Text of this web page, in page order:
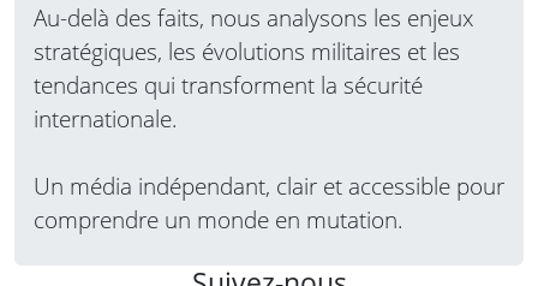
Au-delà des faits, nous analysons les enjeux
stratégiques, les évolutions militaires et les
tendances qui transforment la sécurité
internationale.
Un média indépendant, clair et accessible pour
comprendre un monde en mutation.